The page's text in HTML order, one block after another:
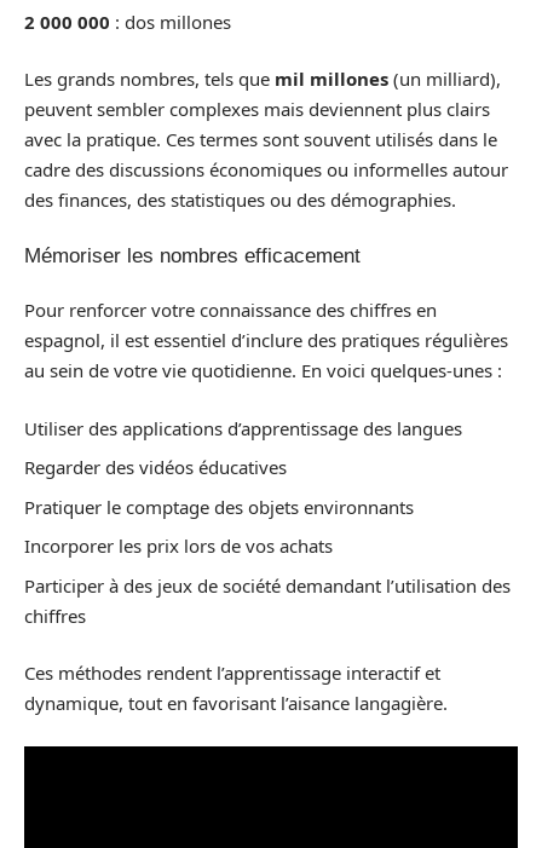
2 000 000 : dos millones
Les grands nombres, tels que mil millones (un milliard),
peuvent sembler complexes mais deviennent plus clairs
avec la pratique. Ces termes sont souvent utilisés dans le
cadre des discussions économiques ou informelles autour
des finances, des statistiques ou des démographies.
Mémoriser les nombres efficacement
Pour renforcer votre connaissance des chiffres en
espagnol, il est essentiel d’inclure des pratiques régulières
au sein de votre vie quotidienne. En voici quelques-unes :
Utiliser des applications d’apprentissage des langues
Regarder des vidéos éducatives
Pratiquer le comptage des objets environnants
Incorporer les prix lors de vos achats
Participer à des jeux de société demandant l’utilisation des
chiffres
Ces méthodes rendent l’apprentissage interactif et
dynamique, tout en favorisant l’aisance langagière.